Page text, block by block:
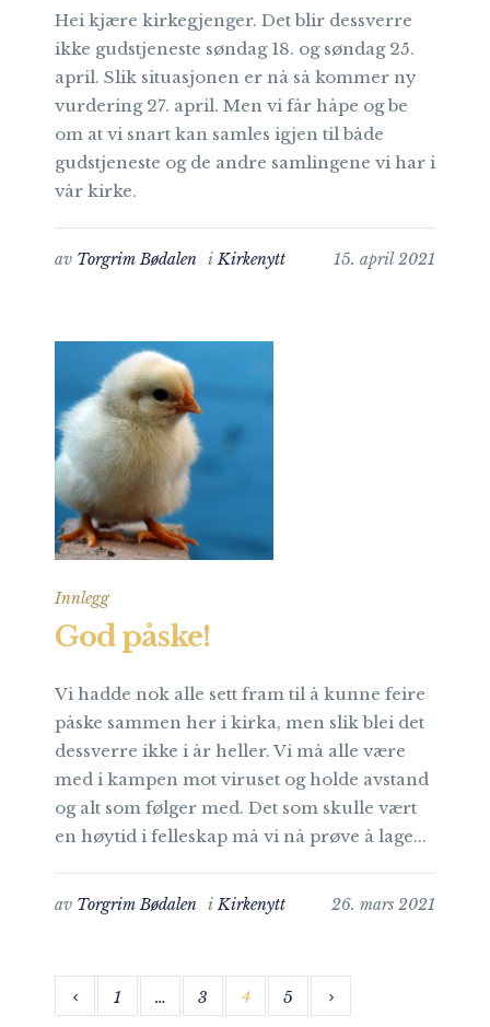
Hei kjære kirkegjenger. Det blir dessverre
ikke gudstjeneste søndag 18. og søndag 25.
april. Slik situasjonen er nå så kommer ny
vurdering 27. april. Men vi får håpe og be
om at vi snart kan samles igjen til både
gudstjeneste og de andre samlingene vi har i
vår kirke.
15. april 2021
av Torgrim Bødalen iKirkenytt
Innlegg
God påske!
Vi hadde nok alle sett fram til å kunne feire
påske sammen her i kirka, men slik blei det
dessverre ikke i år heller. Vi må alle være
med i kampen mot viruset og holde avstand
og alt som følger med. Det som skulle vært
en høytid i felleskap må vi nå prøve å lage...
26. mars 2021
av Torgrim Bødalen iKirkenytt
1 … 3 4 5